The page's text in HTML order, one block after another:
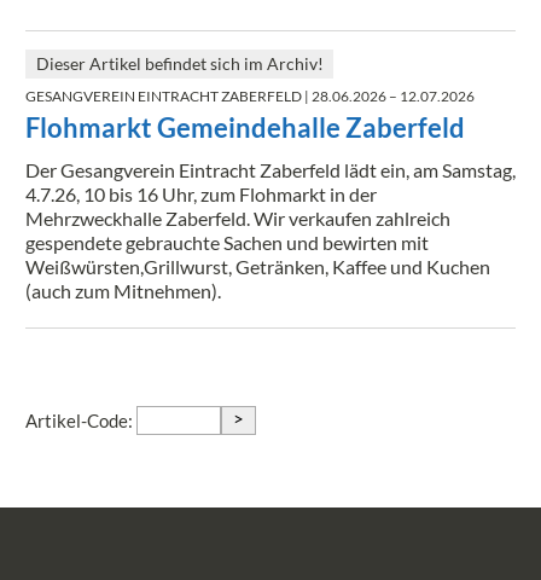
Dieser Artikel befindet sich im Archiv!
GESANGVEREIN EINTRACHT ZABERFELD | 28.06.2026 – 12.07.2026
Flohmarkt Gemeindehalle Zaberfeld
Der Gesangverein Eintracht Zaberfeld lädt ein, am Samstag,
4.7.26, 10 bis 16 Uhr, zum Flohmarkt in der
Mehrzweckhalle Zaberfeld. Wir verkaufen zahlreich
gespendete gebrauchte Sachen und bewirten mit
Weißwürsten,Grillwurst, Getränken, Kaffee und Kuchen
(auch zum Mitnehmen).
Artikel-Code: >